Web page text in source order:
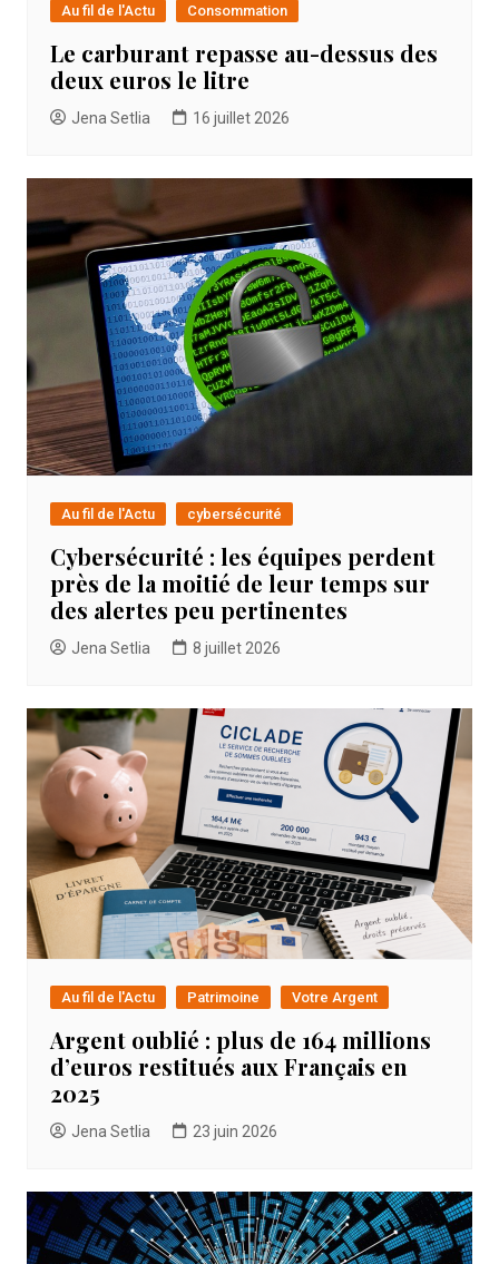
Au fil de l'Actu Consommation
Le carburant repasse au-dessus des
deux euros le litre
Jena Setlia 16 juillet 2026
Au fil de l'Actu cybersécurité
Cybersécurité : les équipes perdent
près de la moitié de leur temps sur
des alertes peu pertinentes
Jena Setlia 8 juillet 2026
Au fil de l'Actu Patrimoine Votre Argent
Argent oublié : plus de 164 millions
d’euros restitués aux Français en
2025
Jena Setlia 23 juin 2026